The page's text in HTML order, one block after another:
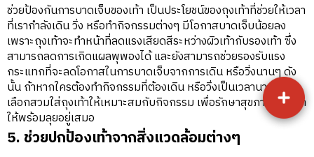
ช่วยป้องกันการบาดเจ็บของเท้า เป็นประโยชน์ของถุงเท้าที่ช่วยให้เวลา
ที่เรากำลังเดิน วิ่ง หรือทำกิจกรรมต่างๆ มีโอกาสบาดเจ็บน้อยลง
เพราะถุงเท้าจะทำหน้าที่ลดแรงเสียดสีระหว่างผิวเท้ากับรองเท้า ซึ่ง
สามารถลดการเกิดแผลพุพองได้ และยังสามารถช่วยรองรับแรง
กระแทกที่จะลดโอกาสในการบาดเจ็บจากการเดิน หรือวิ่งนานๆ ดัง
นั้น ถ้าหากใครต้องทำกิจกรรมที่ต้องเดิน หรือวิ่งเป็นเวลานาน ควร
เลือกสวมใส่ถุงเท้าให้เหมาะสมกับกิจกรรม เพื่อรักษาสุขภาพของเท้า
ให้พร้อมลุยอยู่เสมอ
5. ช่วยปกป้องเท้าจากสิ่งแวดล้อมต่างๆ